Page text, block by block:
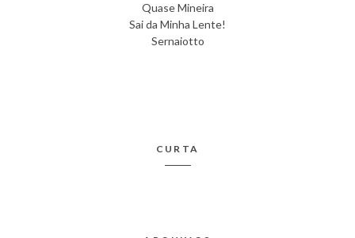
Quase Mineira
Sai da Minha Lente!
Sernaiotto
CURTA